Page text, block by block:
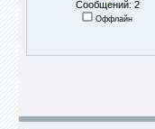
Сообщений: 2
Оффлайн